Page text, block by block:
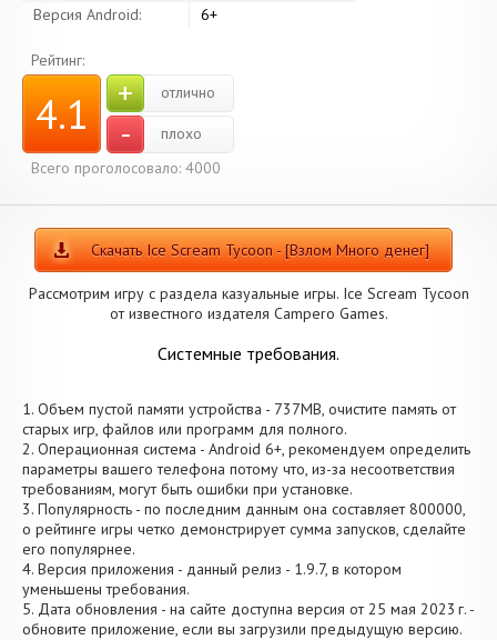
Версия Android:
6+
Рейтинг:
4.1 + отлично
-
плохо
Всего проголосовало: 4000
Скачать Ice Scream Tycoon - [Взлом Много денег]
Рассмотрим игру с раздела казуальные игры. Ice Scream Tycoon
от известного издателя Campero Games.
Системные требования.
1. Объем пустой памяти устройства - 737MB, очистите память от
старых игр, файлов или программ для полного.
2. Операционная система - Android 6+, рекомендуем определить
параметры вашего телефона потому что, из-за несоответствия
требованиям, могут быть ошибки при установке.
3. Популярность - по последним данным она составляет 800000,
о рейтинге игры четко демонстрирует сумма запусков, сделайте
его популярнее.
4. Версия приложения - данный релиз - 1.9.7, в котором
уменьшены требования.
5. Дата обновления - на сайте доступна версия от 25 мая 2023 г. -
обновите приложение, если вы загрузили предыдущую версию.